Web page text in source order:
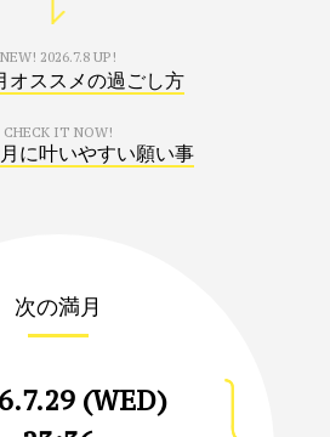
NEW! 2026.7.8 UP!
オススメの過ごし方
CHECK IT NOW!
に叶いやすい願い事
次の満月
(WED)